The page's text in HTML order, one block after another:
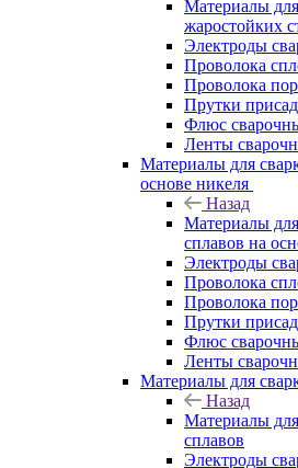
Материалы
жаростойких
Электроды
Проволока
Проволока
Прутки
Флюс
Ленты
Материалы для
основе никеля
Назад
Материалы
сплавов на
Электроды
Проволока
Проволока
Прутки
Флюс
Ленты
Материалы для
Назад
Материалы
сплавов
Электроды